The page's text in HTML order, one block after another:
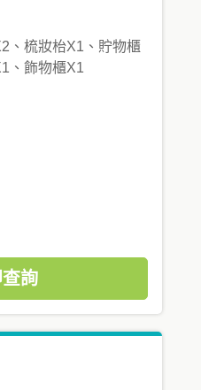
、梳妝枱X1、貯物櫃
、飾物櫃X1
詢